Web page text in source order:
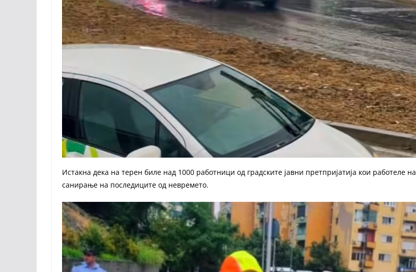
Истакна дека на терен биле над 1000 работници од градските јавни претпријатија кои работеле на
санирање на последиците од невремето.